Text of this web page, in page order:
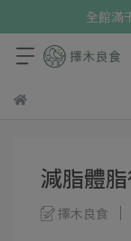
全館滿
減脂體
擇木良食